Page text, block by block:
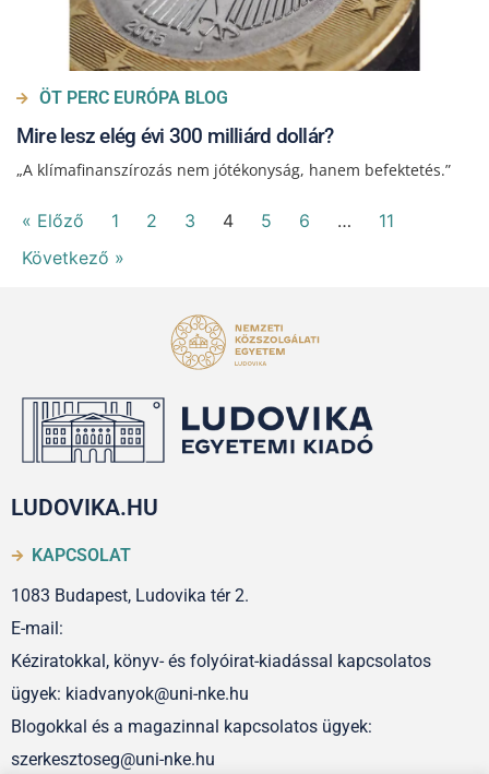
ÖT PERC EURÓPA BLOG
Mire lesz elég évi 300 milliárd dollár?
„A klímafinanszírozás nem jótékonyság, hanem befektetés.”
« Előző 1 2 3 4 5 6 …
11
Következő »
LUDOVIKA.HU
KAPCSOLAT
1083 Budapest, Ludovika tér 2.
E-mail:
Kéziratokkal, könyv- és folyóirat-kiadással kapcsolatos
ügyek: kiadvanyok@uni-nke.hu
Blogokkal és a magazinnal kapcsolatos ügyek:
szerkesztoseg@uni-nke.hu